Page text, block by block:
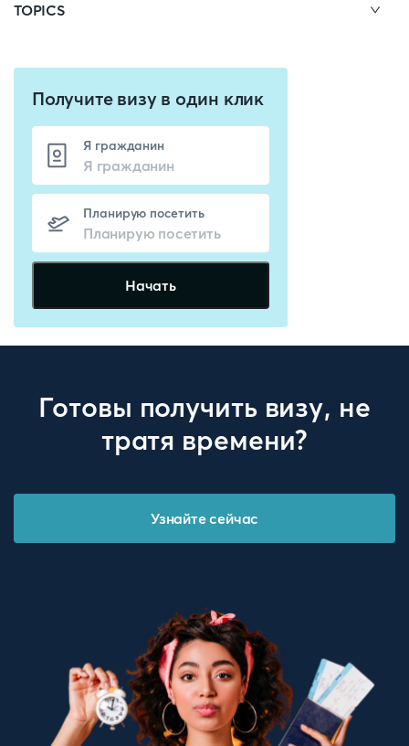
TOPICS
Получите визу в один клик
Я гражданин
Планирую посетить
Начать
Готовы получить визу, не
тратя времени?
Узнайте сейчас